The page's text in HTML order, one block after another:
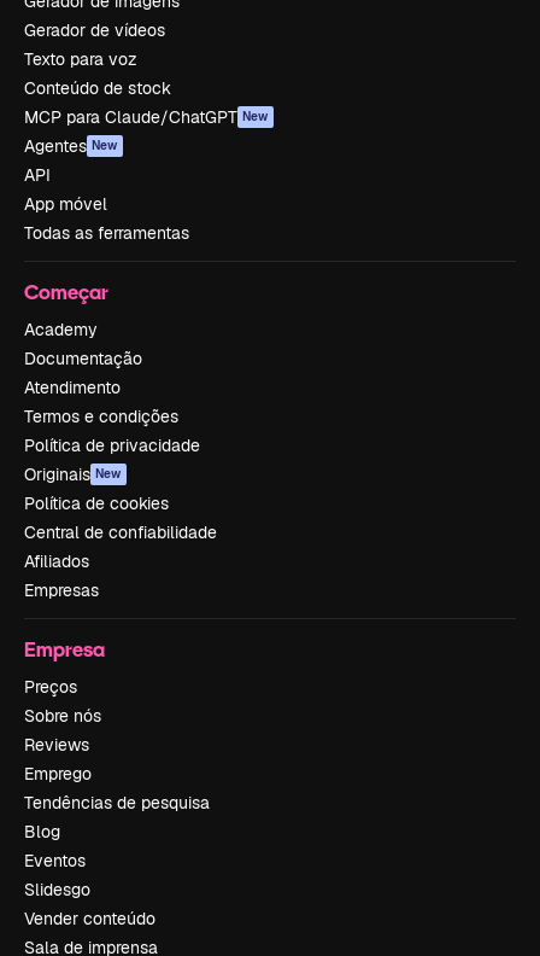
Gerador de vídeos
Texto para voz
Conteúdo de stock
MCP para Claude/ChatGPT New
Agentes New
API
App móvel
Todas as ferramentas
Começar
Academy
Documentação
Atendimento
Termos e condições
Política de privacidade
Originais New
Política de cookies
Central de confiabilidade
Afiliados
Empresas
Empresa
Preços
Sobre nós
Reviews
Emprego
Tendências de pesquisa
Blog
Eventos
Slidesgo
Vender conteúdo
Sala de imprensa